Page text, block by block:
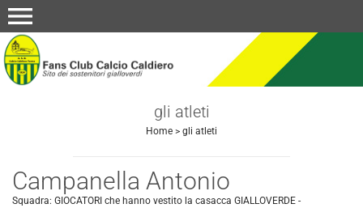
menu
gli atleti
Home > gli atleti
Campanella Antonio
Squadra: GIOCATORI che hanno vestito la casacca GIALLOVERDE -